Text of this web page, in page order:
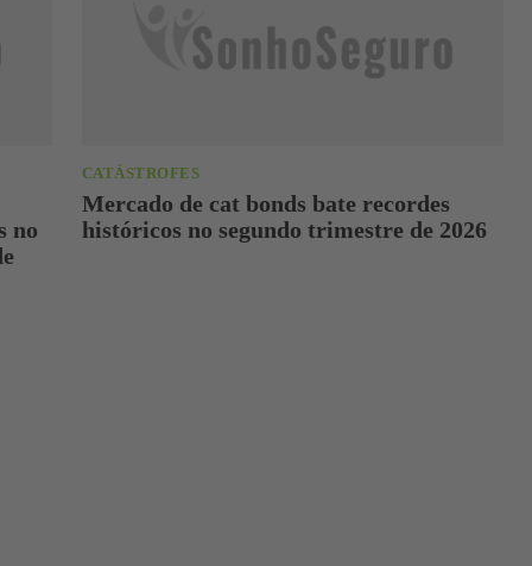
no
CATÁSTROFES
Mercado de cat bonds bate recordes
históricos no segundo trimestre de 2026